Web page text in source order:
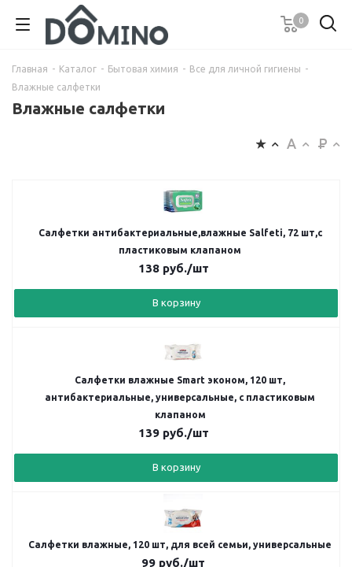
0
Главная - Каталог - Бытовая химия - Все для личной гигиены -
Влажные салфетки
Влажные салфетки
Салфетки антибактериальные,влажные Salfeti, 72 шт,с
пластиковым клапаном
138руб./шт
В корзину
Салфетки влажные Smart эконом, 120 шт,
антибактериальные, универсальные, с пластиковым
клапаном
139руб./шт
В корзину
Салфетки влажные, 120 шт, для всей семьи, универсальные
99 руб./шт